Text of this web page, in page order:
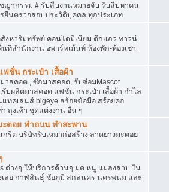
ญากรรม # รับสืบงานหมายจับ รับสืบหาคน
ยื่นตรวจสอบประวัติบุคคล ทุกประเภท
หาริมทรัพย์ คอนโดมิเนียม ตึกแถว ทาวน์
ที่สำนักงาน อพาร์ทเม้นท์ ห้องพัก-ห้องเช่า
ชั่น กระเป๋า เสื้อผ้า
าสคอต , ซักมาสคอต, รับซ่อมMascot
บผลิตมาสคอต แฟชั่น กระเป๋า เสื้อผ้า กำไล
ทคเลนส์ bigeye สร้อยข้อมือ สร้อยคอ
ถุงเท้า ชุดแต่งงาน อื่น ๆ
ะตอย ทำถนน ทำสะพาน
รีต บริษัทรับเหมาก่อสร้าง ลาดยางมะตอย
ต่างๆ ให้บริการด้านๆ มด หนู แมลงสาบ ใน
เลย กาฬสินธุ์ ชัยภูมิ สกลนคร นครพนม และ